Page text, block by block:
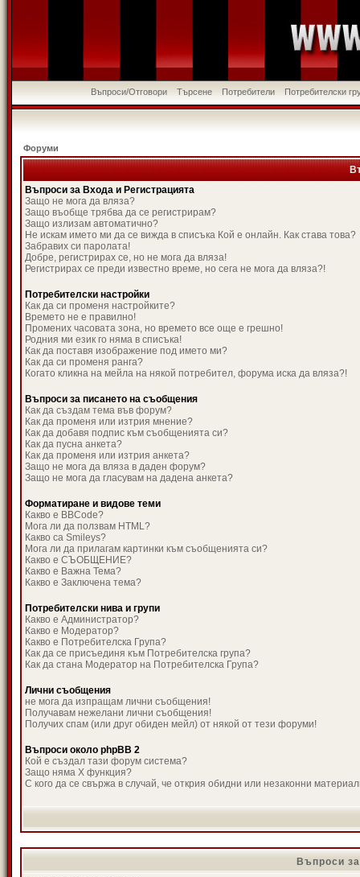
Въпроси/Отговори Търсене Потребители Потребителски
Форуми
Въпроси за Входа и Регистрацията
Защо не мога да вляза?
Защо въобще трябва да се регистрирам?
Защо излизам автоматично?
Не искам името ми да се вижда в списъка Кой е онлайн. Как става това?
Забравих си паролата!
Добре, регистрирах се, но не мога да вляза!
Регистрирах се преди известно време, но сега не мога да вляза?!
Потребителски настройки
Как да си променя настройките?
Времето не е правилно!
Промених часовата зона, но времето все още е грешно!
Родния ми език го няма в списъка!
Как да поставя изображение под името ми?
Как да си променя ранга?
Когато кликна на мейла на някой потребител, форума иска да вляза?!
Въпроси за писането на съобщения
Как да създам тема във форум?
Как да променя или изтрия мнение?
Как да добавя подпис към съобщенията си?
Как да пусна анкета?
Как да променя или изтрия анкета?
Защо не мога да вляза в даден форум?
Защо не мога да гласувам на дадена анкета?
Форматиране и видове теми
Какво е BBCode?
Мога ли да ползвам HTML?
Какво са Smileys?
Мога ли да прилагам картинки към съобщенията си?
Какво е СЪОБЩЕНИЕ?
Какво е Важна Тема?
Какво е Заключена тема?
Потребителски нива и групи
Какво е Администратор?
Какво е Модератор?
Какво е Потребителска Група?
Как да се присъединя към Потребителска група?
Как да стана Модератор на Потребителска Група?
Лични съобщения
не мога да изпращам лични съобщения!
Получавам нежелани лични съобщения!
Получих спам (или друг обиден мейл) от някой от тези форуми!
Въпроси около phpBB 2
Кой е създал тази форум система?
Защо няма X функция?
С кого да се свържа в случай, че открия обидни или незаконни
Въпроси